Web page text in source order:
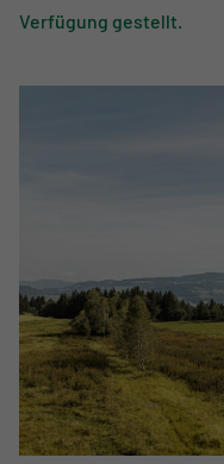
Verfügung gestellt.